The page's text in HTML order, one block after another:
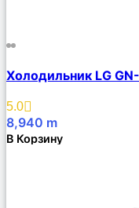
Описание
Избранное
Холодильник LG
5.0
8,940 m
В Корзину